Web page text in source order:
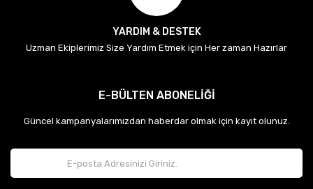
YARDIM & DESTEK
Uzman Ekiplerimiz Size Yardım Etmek için Her zaman Hazırlar
E-BÜLTEN ABONELİĞİ
Güncel kampanyalarımızdan haberdar olmak için kayıt olunuz.